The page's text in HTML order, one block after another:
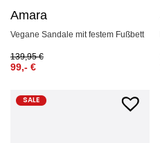
Amara
Vegane Sandale mit festem Fußbett
139,95€
99,- €
SALE